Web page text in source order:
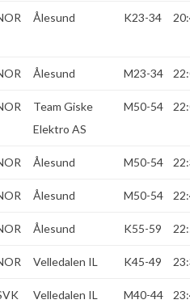
Ålesund K23-34
Ålesund M23-34
Team Giske
Elektro AS
M50-54
Ålesund M50-54
Ålesund M50-54
Ålesund K55-59
Velledalen IL K45-49
Velledalen IL M40-44